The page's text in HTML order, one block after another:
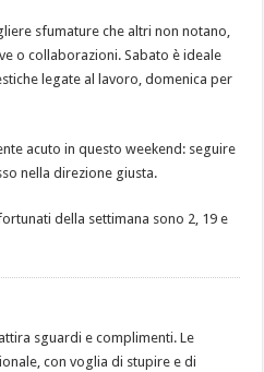
sfumature che altri non notano,
o collaborazioni. Sabato è ideale
legate al lavoro, domenica per
acuto in questo weekend: seguire
nella direzione giusta.
della settimana sono 2, 19 e
sguardi e complimenti. Le
con voglia di stupire e di